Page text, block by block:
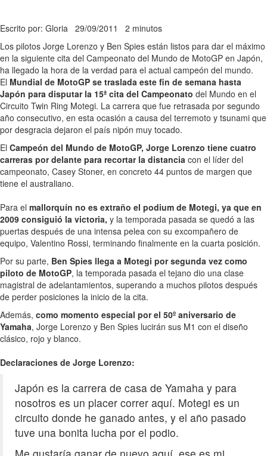
Escrito por: Gloria 29/09/2011 2 minutos
Los pilotos Jorge Lorenzo y Ben Spies están listos para dar el máximo
en la siguiente cita del Campeonato del Mundo de MotoGP en Japón,
ha llegado la hora de la verdad para el actual campeón del mundo.
El Mundial de MotoGP se traslada este fin de semana hasta
Japón para disputar la 15ª cita del Campeonato del Mundo en el
Circuito Twin Ring Motegi. La carrera que fue retrasada por segundo
año consecutivo, en esta ocasión a causa del terremoto y tsunami que
por desgracia dejaron el país nipón muy tocado.
El Campeón del Mundo de MotoGP, Jorge Lorenzo tiene cuatro
carreras por delante para recortar la distancia con el líder del
campeonato, Casey Stoner, en concreto 44 puntos de margen que
tiene el australiano.
Para el mallorquín no es extraño el podium de Motegi, ya que en
2009 consiguió la victoria, y la temporada pasada se quedó a las
puertas después de una intensa pelea con su excompañero de
equipo, Valentino Rossi, terminando finalmente en la cuarta posición.
Por su parte, Ben Spies llega a Motegi por segunda vez como
piloto de MotoGP, la temporada pasada el tejano dio una clase
magistral de adelantamientos, superando a muchos pilotos después
de perder posiciones la inicio de la cita.
Además, como momento especial por el 50º aniversario de
Yamaha, Jorge Lorenzo y Ben Spies lucirán sus M1 con el diseño
clásico, rojo y blanco.
Declaraciones de Jorge Lorenzo:
Japón es la carrera de casa de Yamaha y para
nosotros es un placer correr aquí. Motegi es un
circuito donde he ganado antes, y el año pasado
tuve una bonita lucha por el podio.